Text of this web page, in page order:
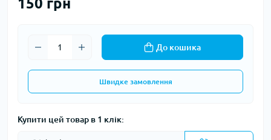
150 грн
До кошика
Швидке замовлення
Купити цей товар в 1 клік: